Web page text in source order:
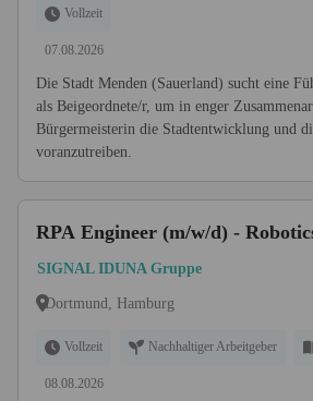
Vollzeit
07.08.2026
Die Stadt Menden (Sauerland) sucht eine
als Beigeordnete/r, um in enger
Bürgermeisterin die Stadtentwicklung und
voranzutreiben.
RPA Engineer (m/w/d) -
SIGNAL IDUNA Gruppe
Dortmund, Hamburg
Vollzeit Nachhaltiger Arbeitgeber
08.08.2026